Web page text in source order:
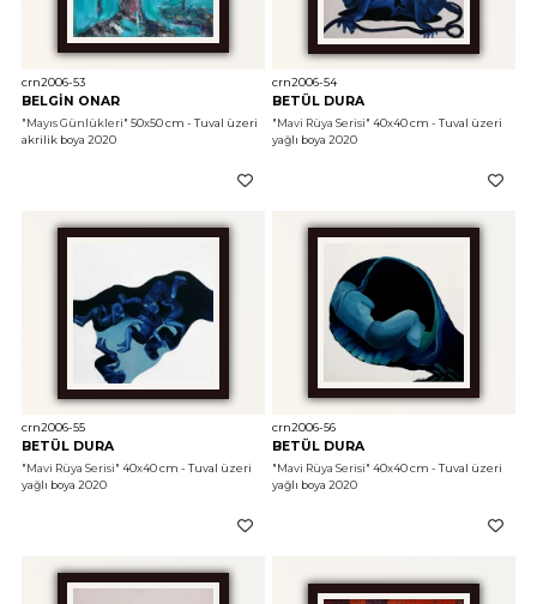
crn2006-53
BELGİN ONAR
"Mayıs Günlükleri" 50x50 cm - Tuval üzeri
akrilik boya 2020
crn2006-54
BETÜL DURA
"Mavi Rüya Serisi" 40x40 cm - Tuval üzeri
yağlı boya 2020
crn2006-55
BETÜL DURA
"Mavi Rüya Serisi" 40x40 cm - Tuval üzeri
yağlı boya 2020
crn2006-56
BETÜL DURA
"Mavi Rüya Serisi" 40x40 cm - Tuval üzeri
yağlı boya 2020